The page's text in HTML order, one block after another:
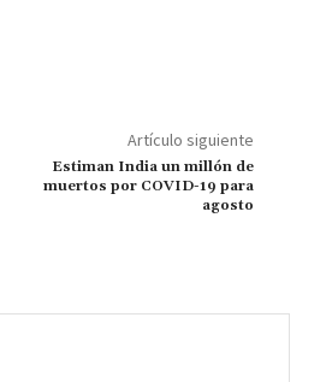
ge
r
m Li
n
k
Artículo siguiente
Estiman India un millón de
muertos por COVID-19 para
agosto